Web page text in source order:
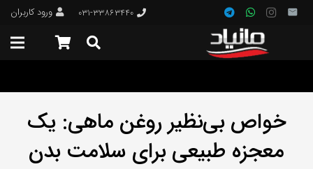
۰۳۱-۳۳۸۶۳۴۴۰ ورود کاربران
خواص بی‌نظیر روغن ماهی: یک
معجزه طبیعی برای سلامت بدن